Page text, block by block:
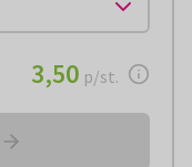
€ 3,50per stuk
3,50 p/st.